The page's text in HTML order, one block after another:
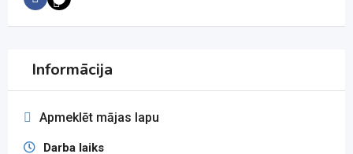
Informācija
Apmeklēt mājas lapu
Darba laiks